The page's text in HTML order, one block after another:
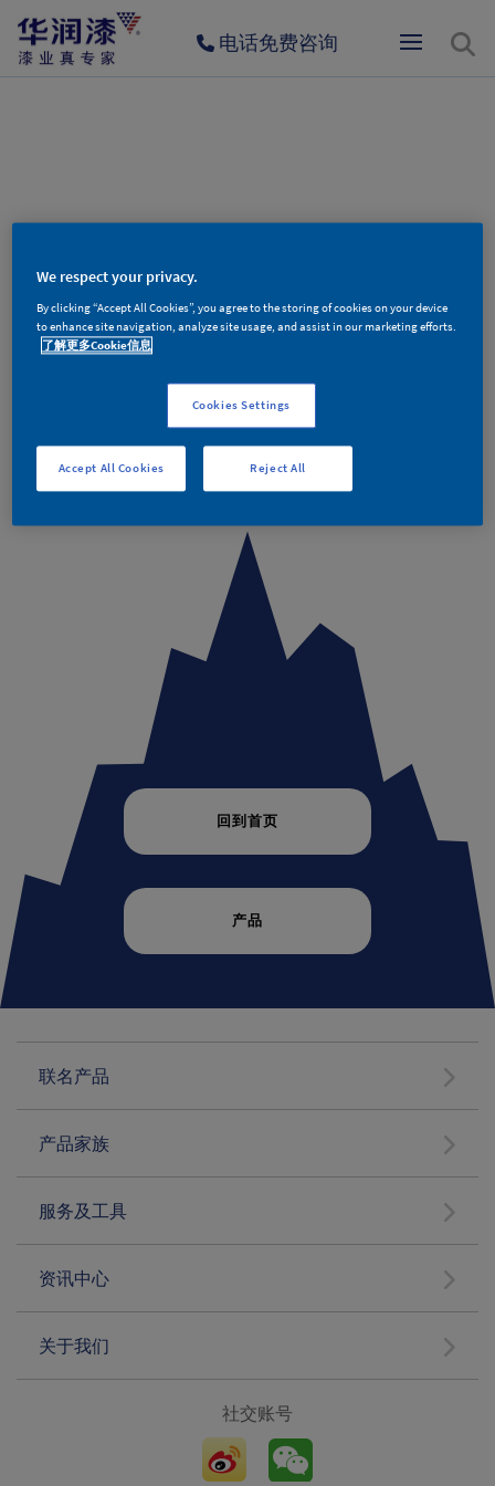
电话免费咨询
404
对不起，您访问的页面不存在！
回到首页
产品
联名产品
产品家族
服务及工具
资讯中心
关于我们
社交账号
We respect your privacy.
By clicking “Accept All Cookies”, you agree to the storing of cookies on your device
to enhance site navigation, analyze site usage, and assist in our marketing efforts.
了解更多Cookie信息
Cookies Settings
Reject All
Accept All Cookies